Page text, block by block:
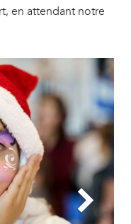
en attendant notre